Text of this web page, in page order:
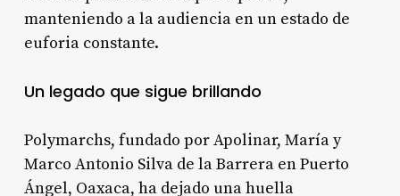
manteniendo a la audiencia en un estado de
euforia constante.
Un legado que sigue brillando
Polymarchs, fundado por Apolinar, María y
Marco Antonio Silva de la Barrera en Puerto
Ángel, Oaxaca, ha dejado una huella